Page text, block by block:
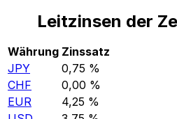
Leitzinsen der
Währung Zinssatz
JPY
0,75 %
CHF
0,00 %
EUR
4,25 %